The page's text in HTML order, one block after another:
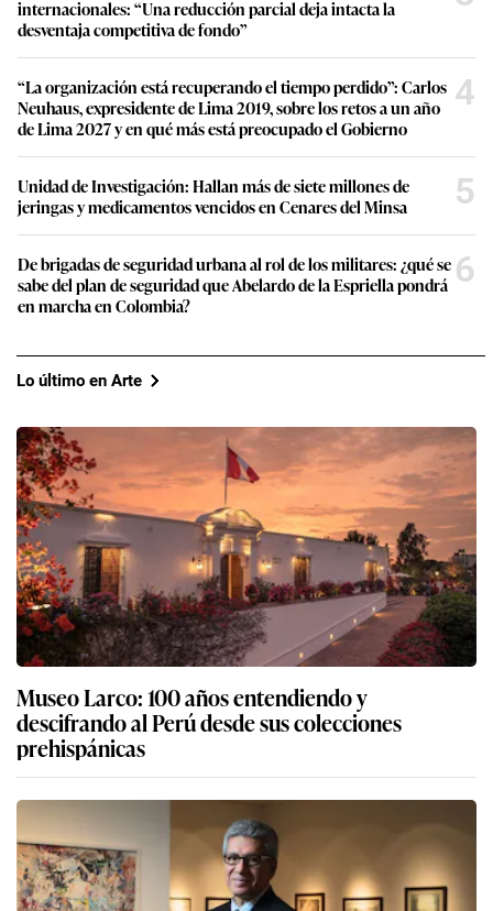
internacionales: “Una reducción parcial deja intacta la
desventaja competitiva de fondo”
“La organización está recuperando el tiempo perdido”: Carlos
Neuhaus, expresidente de Lima 2019, sobre los retos a un año
de Lima 2027 y en qué más está preocupado el Gobierno
4
Unidad de Investigación: Hallan más de siete millones de
jeringas y medicamentos vencidos en Cenares del Minsa
5
De brigadas de seguridad urbana al rol de los militares: ¿qué se
sabe del plan de seguridad que Abelardo de la Espriella pondrá
en marcha en Colombia?
6
Lo último en Arte
Museo Larco: 100 años entendiendo y
descifrando al Perú desde sus colecciones
prehispánicas